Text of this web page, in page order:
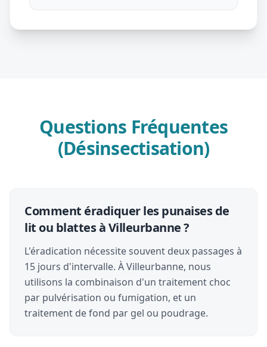
Questions Fréquentes
(Désinsectisation)
Comment éradiquer les punaises de
lit ou blattes à Villeurbanne ?
L'éradication nécessite souvent deux passages à
15 jours d'intervalle. À Villeurbanne, nous
utilisons la combinaison d'un traitement choc
par pulvérisation ou fumigation, et un
traitement de fond par gel ou poudrage.